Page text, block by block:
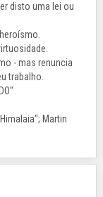
disto uma lei ou
- mas renuncia
trabalho.
Martin